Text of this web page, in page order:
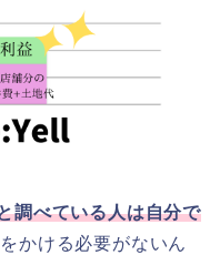
調べている人は自分で
かける必要がないん